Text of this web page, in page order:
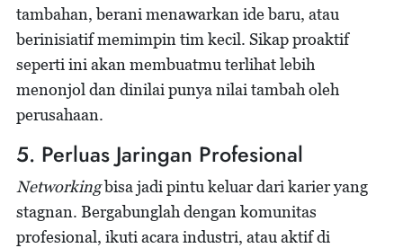
tambahan, berani menawarkan ide baru, atau
berinisiatif memimpin tim kecil. Sikap proaktif
seperti ini akan membuatmu terlihat lebih
menonjol dan dinilai punya nilai tambah oleh
perusahaan.
5. Perluas Jaringan Profesional
Networkingbisa jadi pintu keluar dari karier yang
stagnan. Bergabunglah dengan komunitas
profesional, ikuti acara industri, atau aktif di